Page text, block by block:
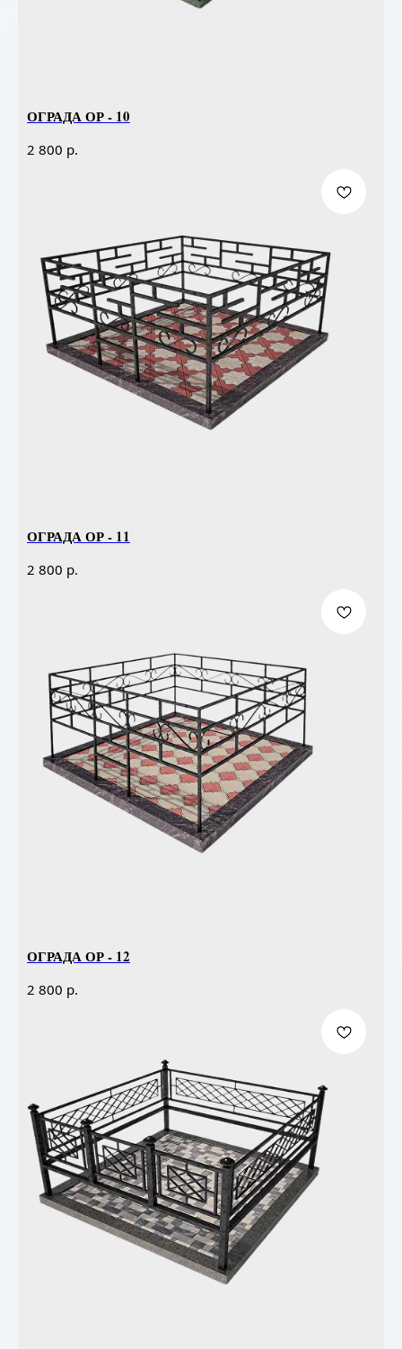
ОГРАДА ОР - 10
2 800 р.
ОГРАДА ОР - 11
2 800 р.
ОГРАДА ОР - 12
2 800 р.